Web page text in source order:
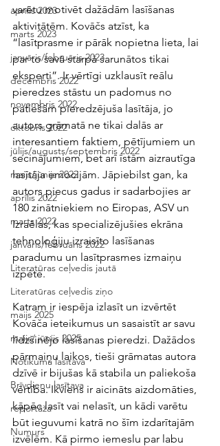
aprīlis 2023
marts 2023
janvāris/februāris 2023
decembris 2022
novembris 2022
oktobris 2022
jūlijs/augusts/septembris 2022
maijs/jūnijs 2022
aprīlis 2022
marts 2022
janvāris/februāris 2022
Literatūras ceļvedis jautā
Literatūras ceļvedis ziņo
maijs 2025
maijs/ jūnijs 2025
Notikuma lasītava
Brīvdienu lasītava
reportāža
Numurs
varētu motivēt dažādām lasīšanas
aktivitātēm. Kovāčs atzīst, ka
“lasītprasme ir pārāk nopietna lieta, lai
par to savā starpā sarunātos tikai
eksperti”. Ir vērtīgi uzklausīt reālu
pieredzes stāstu un padomus no
patiešām pieredzējuša lasītāja, jo
autors grāmatā ne tikai dalās ar
interesantiem faktiem, pētījumiem un
secinājumiem, bet arī īstām aizrautīga
lasītāja emocijām. Jāpiebilst gan, ka
autors piecus gadus ir sadarbojies ar
180 zinātniekiem no Eiropas, ASV un
Izraēlas, kas specializējušies ekrāna
tehnoloģiju izraisīto lasīšanas
paradumu un lasītprasmes izmaiņu
izpētē.
Katram ir iespēja izlasīt un izvērtēt
Kovāča ieteikumus un sasaistīt ar savu
līdzšinējo lasīšanas pieredzi. Dažādos
pārmaiņu laikos, tieši grāmatas autora
dzīvē ir bijušas kā stabila un paliekoša
vērtība. Ikviens ir aicināts aizdomāties,
kāpēc lasīt vai nelasīt, un kādi varētu
būt ieguvumi katrā no šīm izdarītajām
izvēlēm. Kā pirmo iemeslu par labu